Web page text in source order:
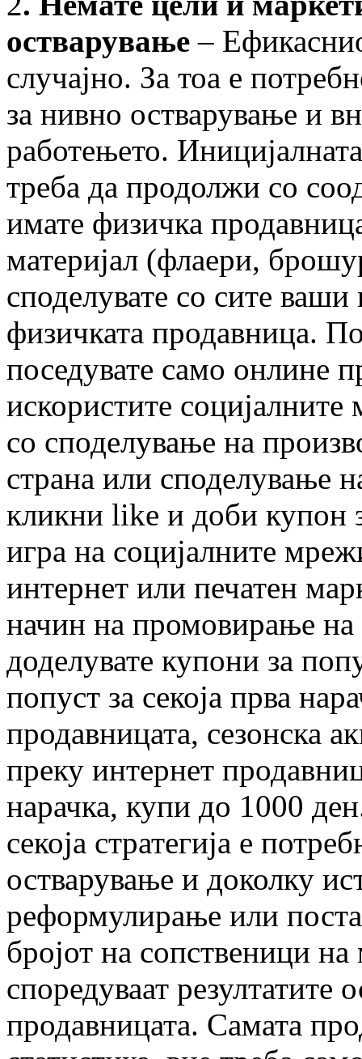
остварување –
случајно. За тоа е
за нивно остварување и
работењето.
треба да продолжи со
имате физичка
материјал (флаери,
споделувате со сите
физичката продавница.
поседувате само онлине
искористите
со споделување на
страна или споделување
кликни like и доби купон
игра на социјалните
интернет или печатен
начин на промовирање
доделувате купони за
попуст за секоја прва
продавницата, сезонска
преку интернет
нарачка, купи до 1000
секоја стратегија е
остварување и доколку
реформулирање или
бројот на сопственици
споредуваат резултатите
продавницата. Самата